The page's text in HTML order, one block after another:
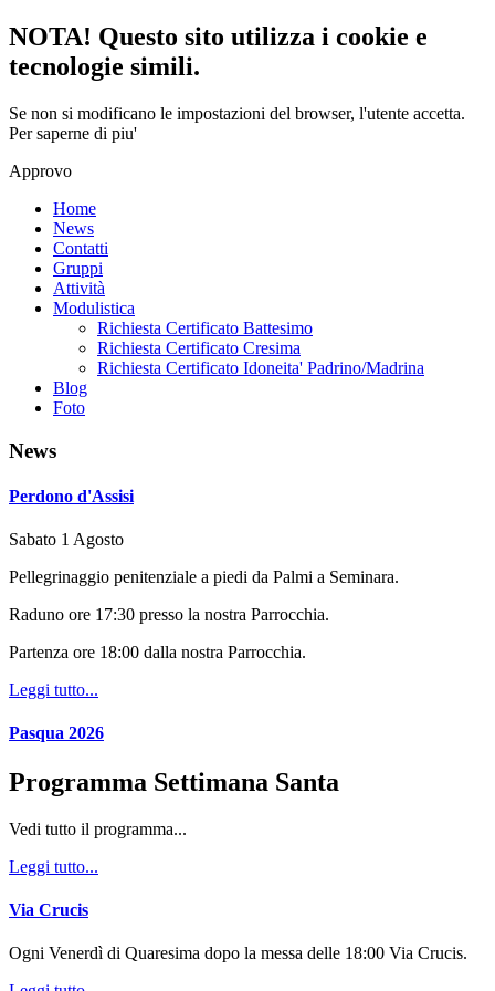
NOTA! Questo sito utilizza i cookie e
tecnologie simili.
Se non si modificano le impostazioni del browser, l'utente accetta.
Per saperne di piu'
Approvo
Home
News
Contatti
Gruppi
Attività
Modulistica
Richiesta Certificato Battesimo
Richiesta Certificato Cresima
Richiesta Certificato Idoneita' Padrino/Madrina
Blog
Foto
News
Perdono d'Assisi
Sabato 1 Agosto
Pellegrinaggio penitenziale a piedi da Palmi a Seminara.
Raduno ore 17:30 presso la nostra Parrocchia.
Partenza ore 18:00 dalla nostra Parrocchia.
Leggi tutto...
Pasqua 2026
Programma Settimana Santa
Vedi tutto il programma...
Leggi tutto...
Via Crucis
Ogni Venerdì di Quaresima dopo la messa delle 18:00 Via Crucis.